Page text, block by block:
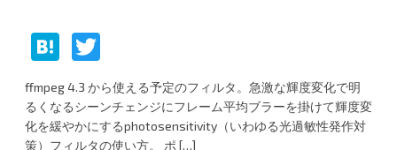
H
at
e
n
w
itt
er
ffmpeg 4.3 から使える予定のフィルタ。急激な輝度変化で明
るくなるシーンチェンジにフレーム平均ブラーを掛けて輝度変
化を緩やかにするphotosensitivity（いわゆる光過敏性発作対
策）フィルタの使い方。 ポ […]